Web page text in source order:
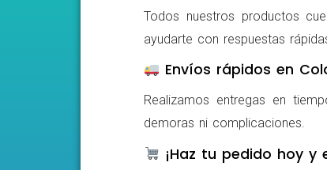
Todos nuestros productos
ayudarte con respuestas
Envíos rápidos en
Realizamos entregas en
demoras ni complicaciones.
¡Haz tu pedido hoy y